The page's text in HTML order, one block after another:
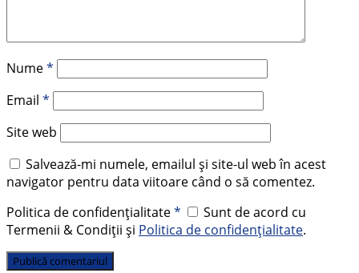
Nume*
Email *
Site web
Salvează-mi numele, emailul și site-ul web în acest
navigator pentru data viitoare când o să comentez.
Politica de confidențialitate*
Sunt de acord cu
Termenii & Condiții și Politica de confidențialitate.